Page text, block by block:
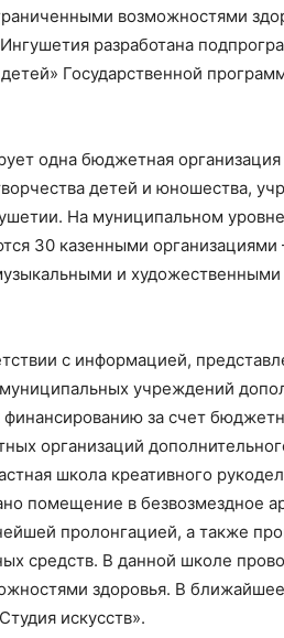
возможностями
разработана
Государственной
одна бюджетная
детей и юношества,
На муниципальном
30 казенными
и художественными
с информацией,
учреждений
за счет
организаций
школа креативного
помещение в безвозмездное
пролонгацией, а также
средств. В данной школе
здоровья. В
искусств».